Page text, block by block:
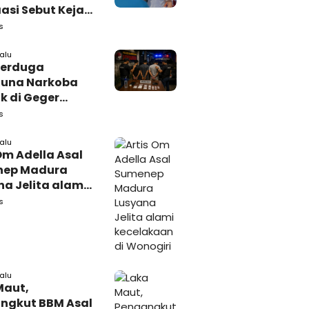
Sebut Kejari
Narkoba
di Geger
Polisi
Bukti
Adella Asal
Madura
Jelita alami
di
BBM Asal